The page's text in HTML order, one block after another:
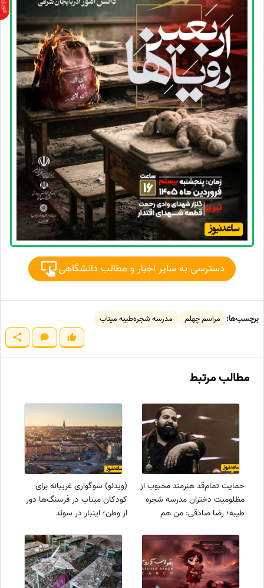
دسترسی به سایر اخبار و مطالب دانشگاهی
برچسب‌ها: مراسم چهلم مدرسه شجره‌طیبه میناب
مطالب مرتبط
حمایت تمام‌قد هنرمند محبوب از
مظلومیت دختران مدرسه شجره
طیبه؛ رضا صادقی: من هم
(ویدئو) سوگواری غریبانه برای
کودکان میناب در فرسنگ‌ها دور
از وطن؛ اینبار در سوئد